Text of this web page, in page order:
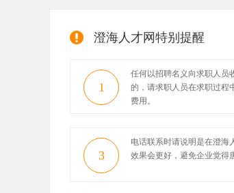
澄海人才网特别提醒
1
任何以招聘名义向求职人员
的，请求职人员在求职过程
费用。
3
电话联系时请说明是在澄海
效果会更好，避免企业觉得